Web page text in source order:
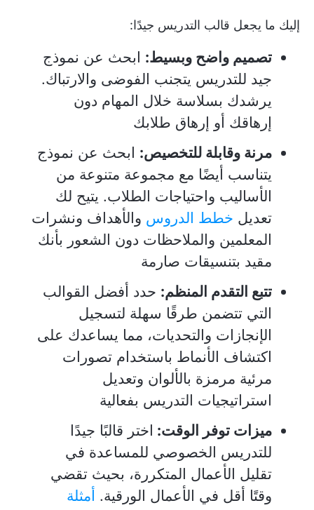
إليك ما يجعل قالب التدريس جيدًا:
تصميم واضح وبسيط: ابحث عن نموذج
جيد للتدريس يتجنب الفوضى والارتباك.
يرشدك بسلاسة خلال المهام دون
إرهاقك أو إرهاق طلابك
مرنة وقابلة للتخصيص: ابحث عن نموذج
يتناسب أيضًا مع مجموعة متنوعة من
الأساليب واحتياجات الطلاب. يتيح لك
تعديل خطط الدروس والأهداف ونشرات
المعلمين والملاحظات دون الشعور بأنك
مقيد بتنسيقات صارمة
تتبع التقدم المنظم: حدد أفضل القوالب
التي تتضمن طرقًا سهلة لتسجيل
الإنجازات والتحديات، مما يساعدك على
اكتشاف الأنماط باستخدام تصورات
مرئية مرمزة بالألوان وتعديل
استراتيجيات التدريس بفعالية
ميزات توفر الوقت: اختر قالبًا جيدًا
للتدريس الخصوصي للمساعدة في
تقليل الأعمال المتكررة، بحيث تقضي
وقتًا أقل في الأعمال الورقية. أمثلة